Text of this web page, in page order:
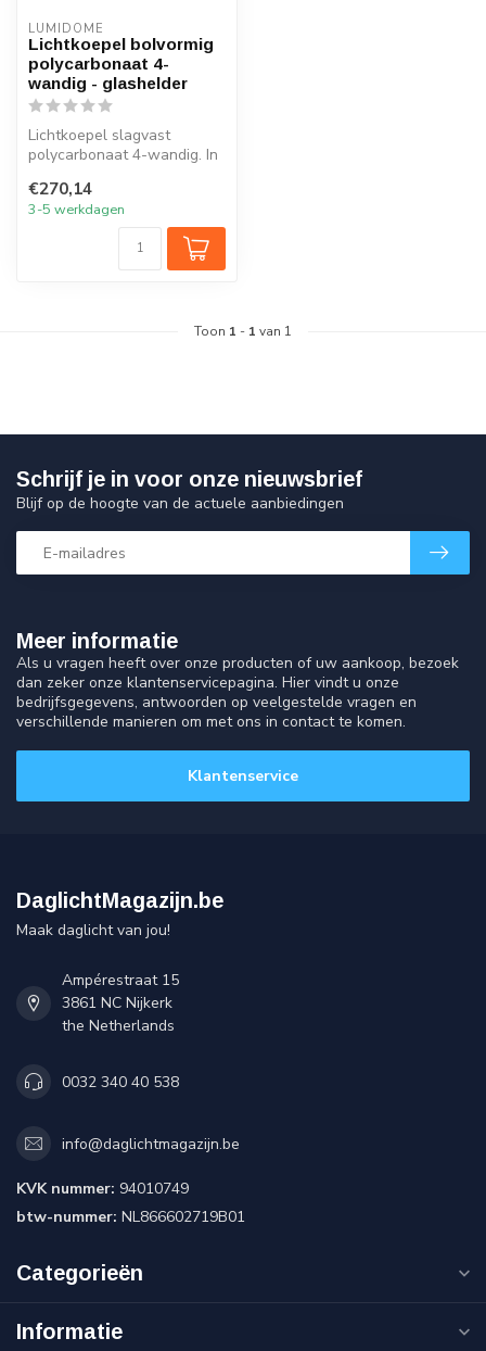
LUMIDOME
Lichtkoepel bolvormig
polycarbonaat 4-
wandig - glashelder
Lichtkoepel slagvast
polycarbonaat 4-wandig. In
beschikbaar.
€270,14
3-5 werkdagen
Toon 1 - 1 van 1
Meer informatie
Als u vragen heeft over onze producten of uw aankoop, bezoek
dan zeker onze klantenservicepagina. Hier vindt u onze
bedrijfsgegevens, antwoorden op veelgestelde vragen en
verschillende manieren om met ons in contact te komen.
Klantenservice
Schrijf je in voor onze nieuwsbrief
Blijf op de hoogte van de actuele aanbiedingen
DaglichtMagazijn.be
Maak daglicht van jou!
Ampérestraat 15
3861 NC Nijkerk
the Netherlands
0032 340 40 538
info@daglichtmagazijn.be
KVK nummer: 94010749
btw-nummer: NL866602719B01
Categorieën
Informatie